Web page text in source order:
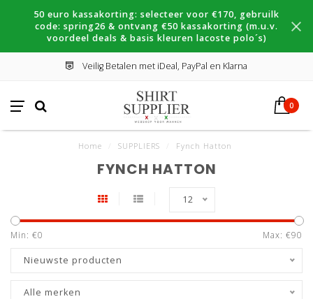
50 euro kassakorting: selecteer voor €170, gebruilk
code: spring26 & ontvang €50 kassakorting (m.u.v.
voordeel deals & basis kleuren lacoste polo´s)
Veilig Betalen met iDeal, PayPal en Klarna
0
Home SUPPLIERS Fynch Hatton
FYNCH HATTON
12
Min: €0 Max: €90
Nieuwste producten
Alle merken